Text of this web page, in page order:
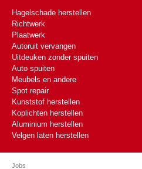
Hagelschade herstellen
Richtwerk
Plaatwerk
Autoruit vervangen
Uitdeuken zonder spuiten
Auto spuiten
Meubels en andere
Spot repair
Kunststof herstellen
Koplichten herstellen
Aluminium herstellen
Velgen laten herstellen
Jobs